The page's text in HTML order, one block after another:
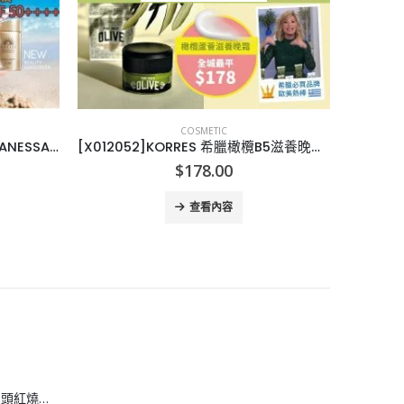
[J005042]Shiseido 資生堂 – ANESSA UV金色防曬乳液 Spf 50++++ 60ml
COSMETIC
[X012052]KORRES 希臘橄欖B5滋養晚霜40ml
$178.00
查看內容
[H608083]安興 6 頭紅燒鮑魚